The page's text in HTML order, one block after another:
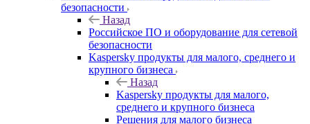
безопасности
Назад
Российское ПО и оборудование для сетевой
безопасности
Kaspersky продукты для малого, среднего и
крупного бизнеса
Назад
Kaspersky продукты для малого,
среднего и крупного бизнеса
Решения для малого бизнеса